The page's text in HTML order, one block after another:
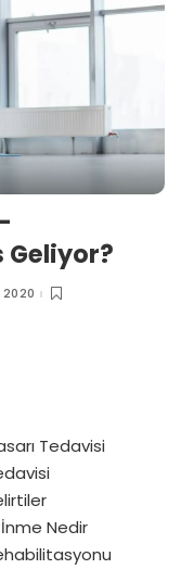
Geliyor?
2020
Tedavisi
Nedir